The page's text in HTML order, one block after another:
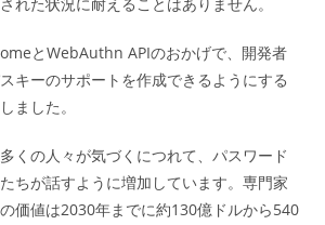
とWebAuthn APIのおかげで、開発者
キーのサポートを作成できるようにする
ました。
くの人々が気づくにつれて、パスワード
ちが話すように増加しています。専門家
価値は2030年までに約130億ドルから540